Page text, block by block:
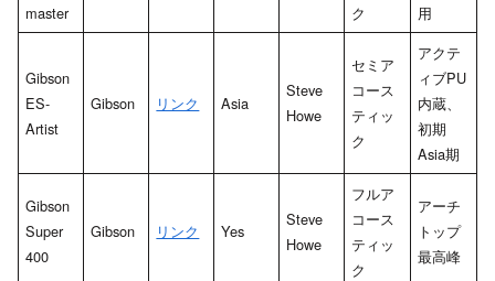
master
ク
用
Gibson
ES-
Artist
Gibson リンク Asia
Steve
Howe
セミア
コース
ティッ
ク
アクテ
ィブPU
内蔵、
初期
Asia期
Gibson
Super
400
Gibson リンク Yes
Steve
Howe
フルア
コース
ティッ
ク
アーチ
トップ
最高峰